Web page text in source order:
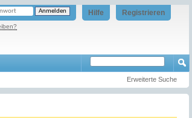
Registrieren
Hilfe
Erweiterte Suche